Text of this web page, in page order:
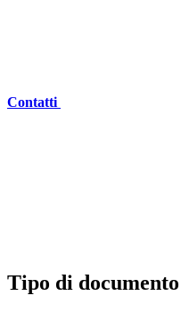
Contatti
Tipo di documento